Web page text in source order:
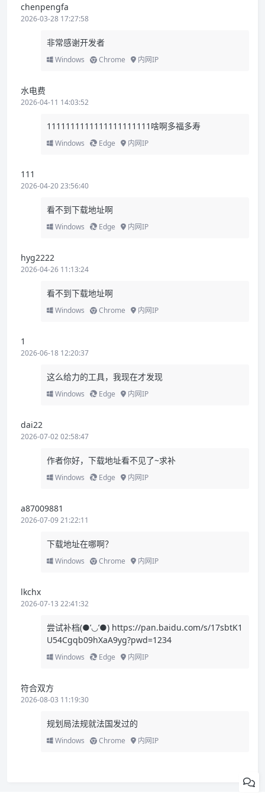
chenpengfa
2026-03-28 17:27:58
非常感谢开发者
Windows Chrome 内网IP
水电费
2026-04-11 14:03:52
1111111111111111111111啥啊多福多寿
Windows Edge 内网IP
111
2026-04-20 23:56:40
看不到下载地址啊
Windows Edge 内网IP
hyg2222
2026-04-26 11:13:24
看不到下载地址啊
Windows Chrome 内网IP
1
2026-06-18 12:20:37
这么给力的工具，我现在才发现
Windows Edge 内网IP
dai22
2026-07-02 02:58:47
作者你好，下载地址看不见了~求补
Windows Edge 内网IP
a87009881
2026-07-09 21:22:11
下载地址在哪啊？
Windows Chrome 内网IP
lkchx
2026-07-13 22:41:32
尝试补档(●’◡’●) https://pan.baidu.com/s/17sbtK1
U54Cgqb09hXaA9yg?pwd=1234
Windows Edge 内网IP
符合双方
2026-08-03 11:19:30
规划局法规就法国发过的
Windows Chrome 内网IP